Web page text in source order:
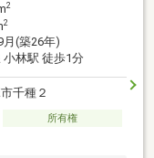
2
2
月(築26年)
小林駅 徒歩1分
千種２
所有権